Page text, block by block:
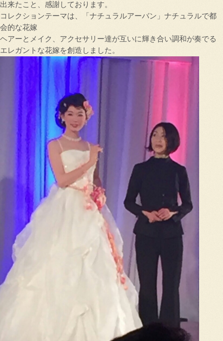
出来たこと、感謝しております。
コレクションテーマは、「ナチュラルアーバン」ナチュラルで都
会的な花嫁
ヘアーとメイク、アクセサリー達が互いに輝き合い調和が奏でる
エレガントな花嫁を創造しました。